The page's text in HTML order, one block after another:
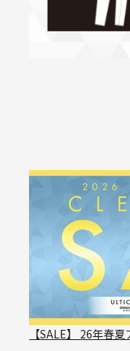
【SALE】 26年春